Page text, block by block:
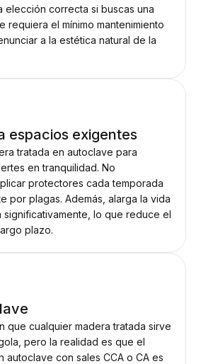
elección correcta si buscas una
requiera el mínimo mantenimiento
a la estética natural de la
espacios exigentes
tratada en autoclave para
en tranquilidad. No
protectores cada temporada
por plagas. Además, alarga la vida
lo que reduce el
plazo.
que cualquier madera tratada sirve
pero la realidad es que el
autoclave con sales CCA o CA es